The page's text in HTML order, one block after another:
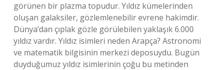
görünen bir plazma topudur. Yıldız kümelerinden
oluşan galaksiler, gözlemlenebilir evrene hakimdir.
Dünya’dan çıplak gözle görülebilen yaklaşık 6.000
yıldız vardır. Yıldız isimleri neden Arapça? Astronomi
ve matematik bilgisinin merkezi deposuydu. Bugün
duyduğumuz yıldız isimlerinin çoğu bu metinden